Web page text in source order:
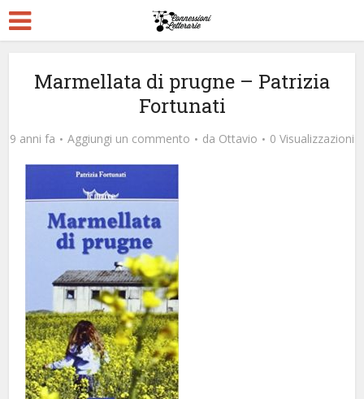
Marmellata di prugne – Patrizia
Fortunati
9 anni fa Aggiungi un commento da Ottavio 0 Visualizzazioni